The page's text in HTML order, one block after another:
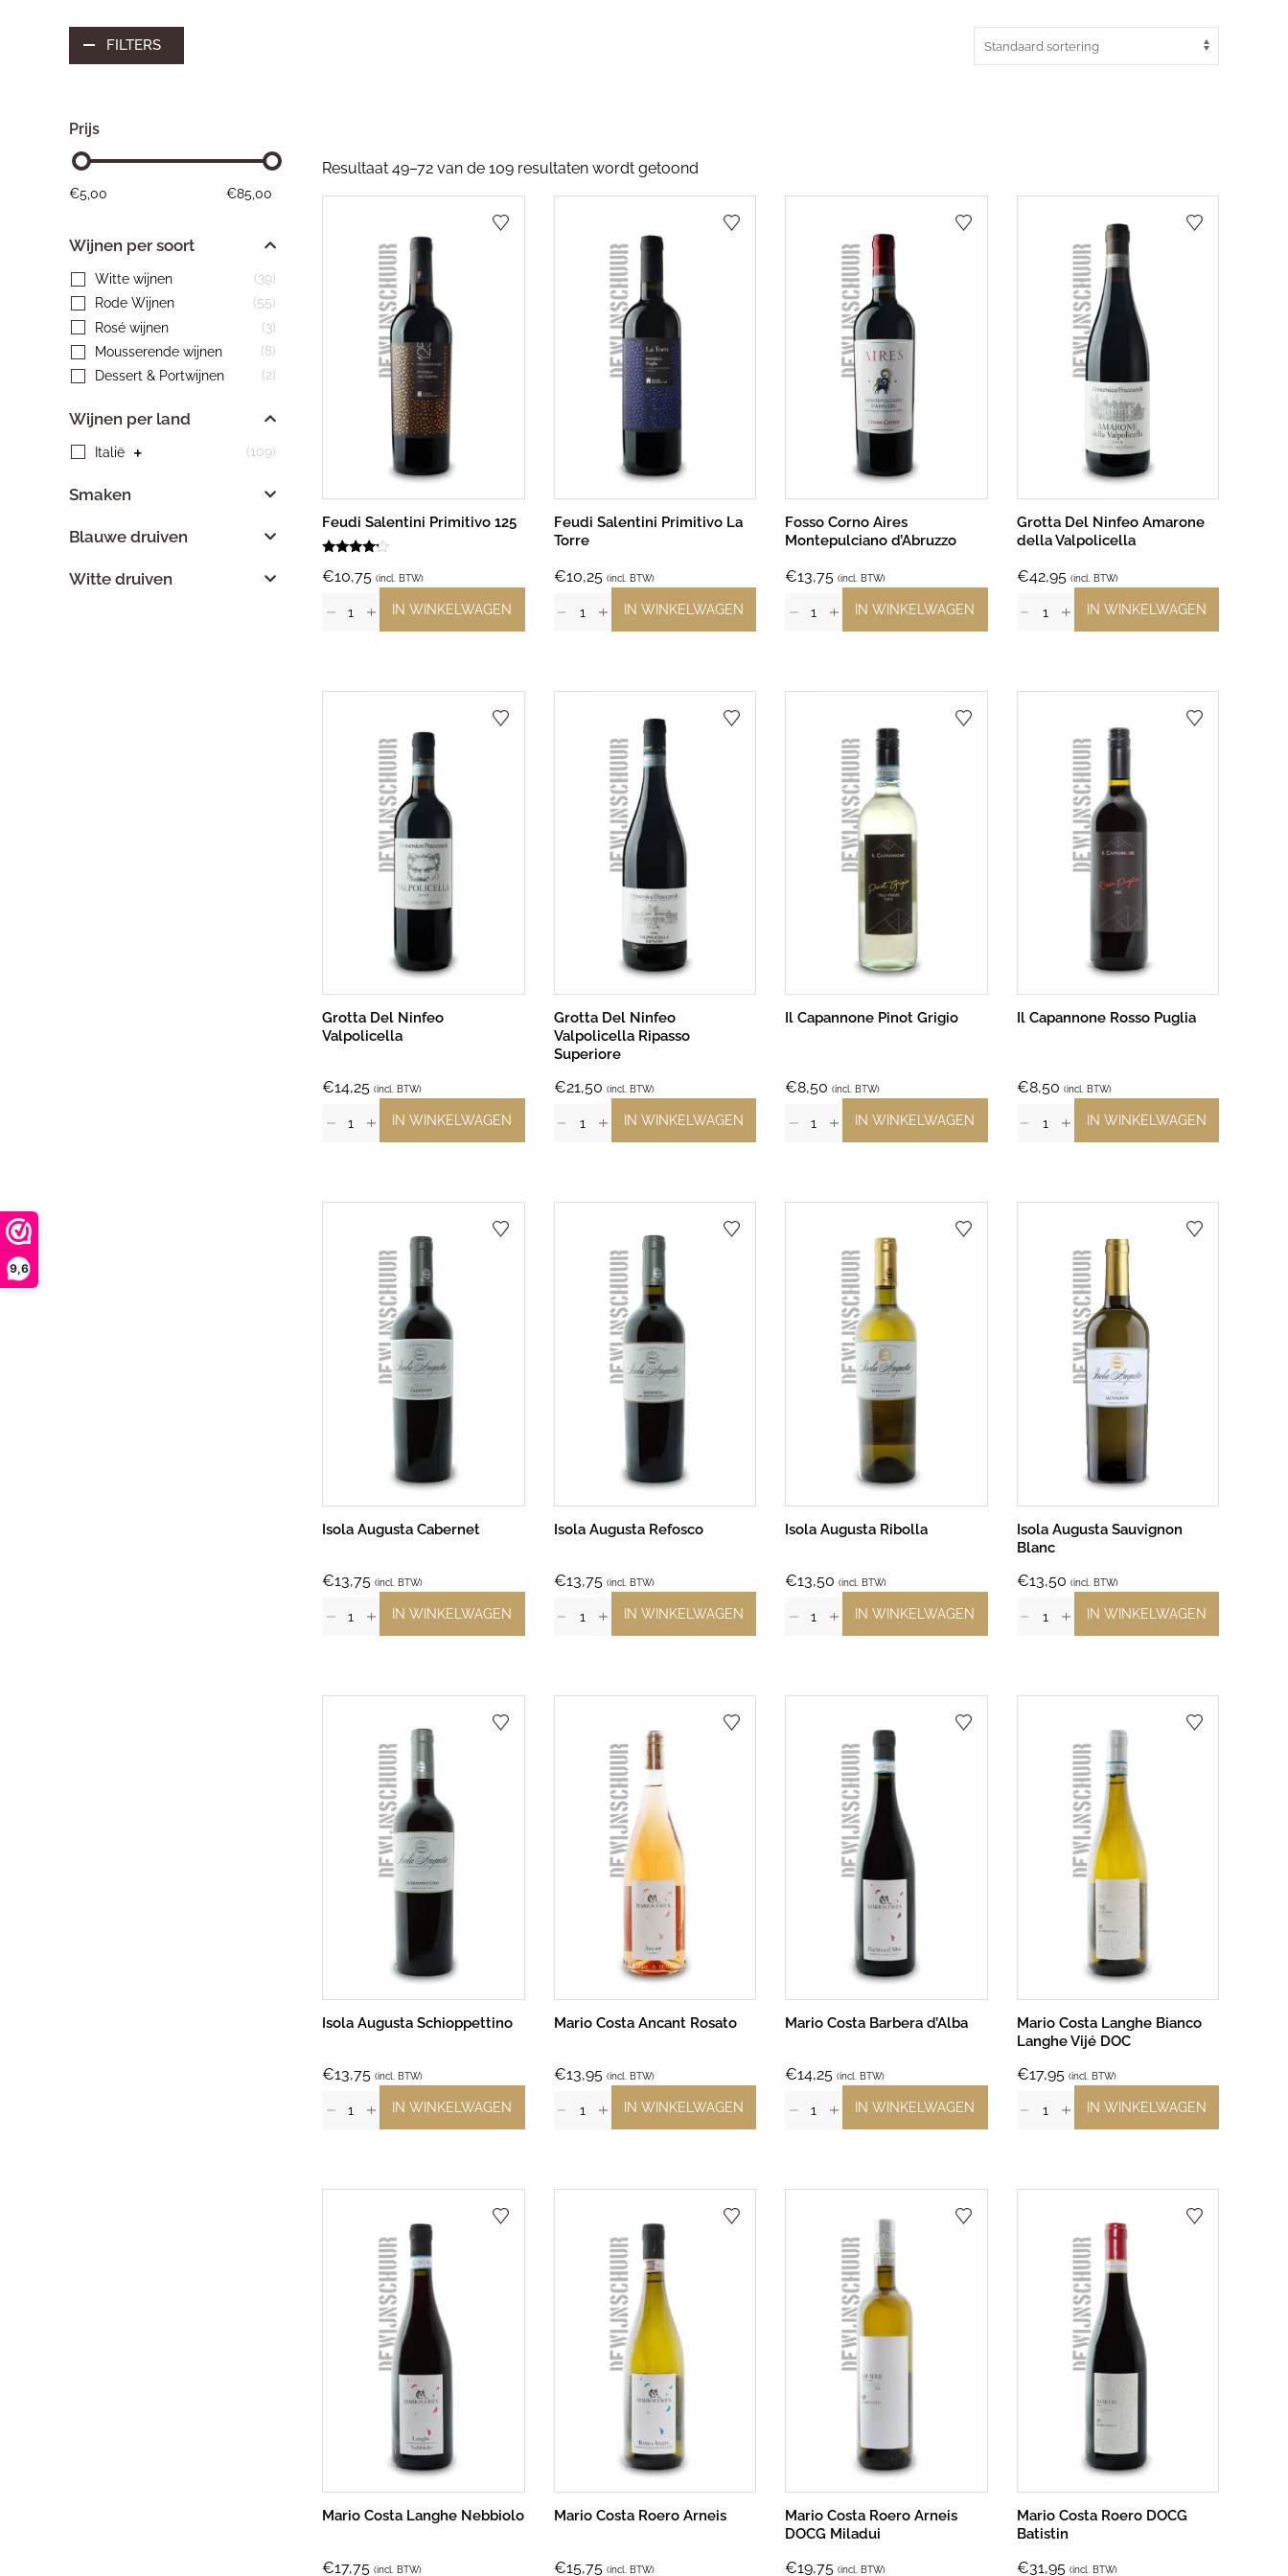
9,6
FILTERS
Resultaat 49–72 van de 109 resultaten wordt getoond
Feudi Salentini Primitivo 125
4.00
€10,75 (incl. BTW)
IN WINKELWAGEN
Feudi Salentini Primitivo La
Torre
€10,25 (incl. BTW)
IN WINKELWAGEN
Fosso Corno Aires
Montepulciano d’Abruzzo
€13,75 (incl. BTW)
IN WINKELWAGEN
Grotta Del Ninfeo Amarone
della Valpolicella
€42,95 (incl. BTW)
IN WINKELWAGEN
Grotta Del Ninfeo
Valpolicella
€14,25 (incl. BTW)
IN WINKELWAGEN
Grotta Del Ninfeo
Valpolicella Ripasso
Superiore
€21,50 (incl. BTW)
IN WINKELWAGEN
Il Capannone Pinot Grigio
€8,50 (incl. BTW)
IN WINKELWAGEN
Il Capannone Rosso Puglia
€8,50 (incl. BTW)
IN WINKELWAGEN
Isola Augusta Cabernet
€13,75 (incl. BTW)
IN WINKELWAGEN
Isola Augusta Refosco
€13,75 (incl. BTW)
IN WINKELWAGEN
Isola Augusta Ribolla
€13,50 (incl. BTW)
IN WINKELWAGEN
Isola Augusta Sauvignon
Blanc
€13,50 (incl. BTW)
IN WINKELWAGEN
Isola Augusta Schioppettino
€13,75 (incl. BTW)
IN WINKELWAGEN
Mario Costa Ancant Rosato
€13,95 (incl. BTW)
IN WINKELWAGEN
Mario Costa Barbera d’Alba
€14,25 (incl. BTW)
IN WINKELWAGEN
Mario Costa Langhe Bianco
Langhe Vijé DOC
€17,95 (incl. BTW)
IN WINKELWAGEN
Mario Costa Langhe Nebbiolo
€17,75 (incl. BTW)
Mario Costa Roero Arneis
€15,75 (incl. BTW)
Mario Costa Roero Arneis
DOCG Miladui
€19,75 (incl. BTW)
Mario Costa Roero DOCG
Batistin
€31,95 (incl. BTW)
Prijs
€5,00 €85,00
Wijnen per soort
Witte wijnen
(39)
Rode Wijnen
(55)
Rosé wijnen
(3)
Mousserende wijnen
(8)
Dessert & Portwijnen
(2)
Wijnen per land
Italië (109)
Smaken
Blauwe druiven
Witte druiven